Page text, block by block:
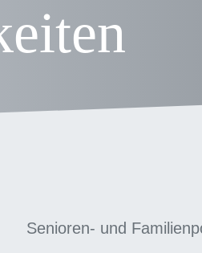
Senioren- und